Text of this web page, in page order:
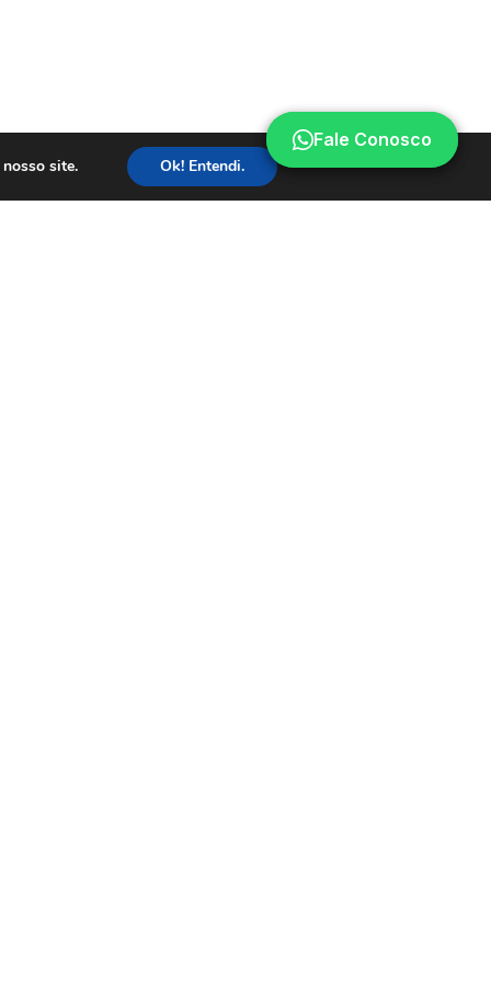
Fale Conosco
Fale Conosco
site. Ok! Entendi.